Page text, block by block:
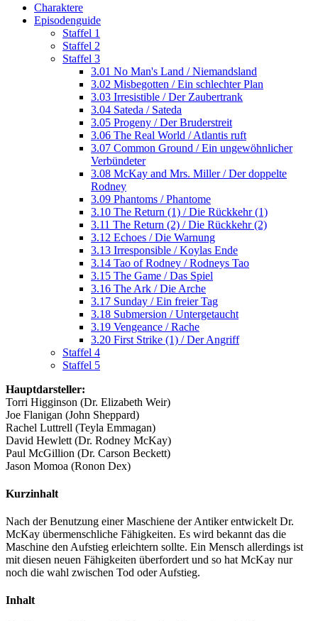
Charaktere
Episodenguide
Staffel 1
Staffel 2
Staffel 3
3.01 No Man's Land / Niemandsland
3.02 Misbegotten / Ein schlechter Plan
3.03 Irresistible / Der Zaubertrank
3.04 Sateda / Sateda
3.05 Progeny / Der Bruderstreit
3.06 The Real World / Atlantis ruft
3.07 Common Ground / Ein ungewöhnlicher
Verbündeter
3.08 McKay and Mrs. Miller / Der doppelte
Rodney
3.09 Phantoms / Phantome
3.10 The Return (1) / Die Rückkehr (1)
3.11 The Return (2) / Die Rückkehr (2)
3.12 Echoes / Die Warnung
3.13 Irresponsible / Koylas Ende
3.14 Tao of Rodney / Rodneys Tao
3.15 The Game / Das Spiel
3.16 The Ark / Die Arche
3.17 Sunday / Ein freier Tag
3.18 Submersion / Untergetaucht
3.19 Vengeance / Rache
3.20 First Strike (1) / Der Angriff
Staffel 4
Staffel 5
Hauptdarsteller:
Torri Higginson (Dr. Elizabeth Weir)
Joe Flanigan (John Sheppard)
Rachel Luttrell (Teyla Emmagan)
David Hewlett (Dr. Rodney McKay)
Paul McGillion (Dr. Carson Beckett)
Jason Momoa (Ronon Dex)
Kurzinhalt
Nach der Benutzung einer Maschiene der Antiker entwickelt Dr.
McKay übermenschliche Fähigkeiten. Es wird bekannt das die
Maschine den Aufstieg erleichtern sollte. Ein Mensch allerdings ist
mit diesen neuen Fähigkeiten überfordert und so hat McKay nur
noch die wahl zwischen Tod oder Aufstieg.
Inhalt